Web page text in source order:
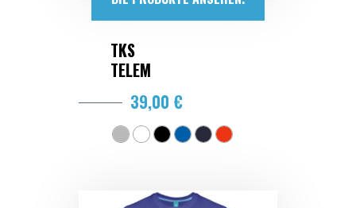
TKS
TELEM
39,00 €